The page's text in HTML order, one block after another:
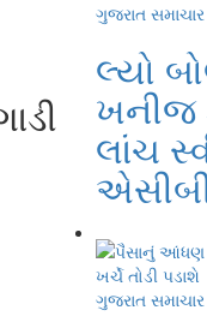
ગુજરાત સમાચાર
લ્યો
ખનીજ
લાંચ
ગુજરાત સમાચાર